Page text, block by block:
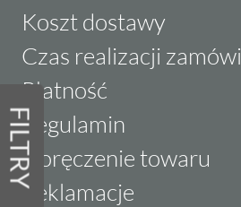
FILTRY
Koszt dostawy
Czas realizacji
Płatność
Regulamin
Doręczenie towaru
Reklamacje